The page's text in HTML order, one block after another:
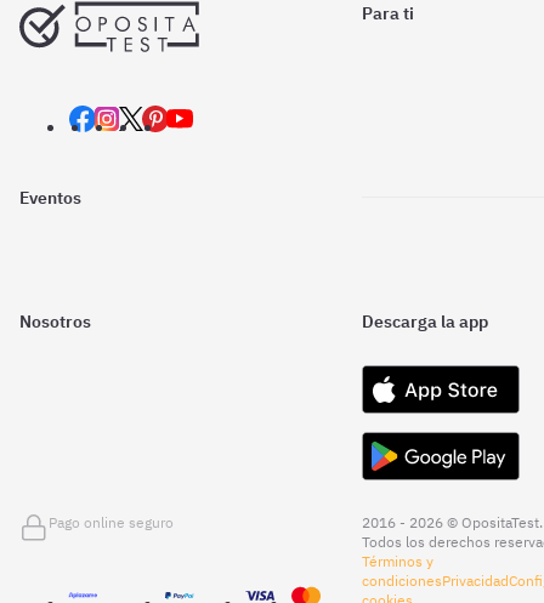
Para ti
Eventos
Nosotros Descarga la app
Pago online seguro
2016 - 2026 © OpositaTest.
Todos los derechos
Términos y
condicionesPrivacidad